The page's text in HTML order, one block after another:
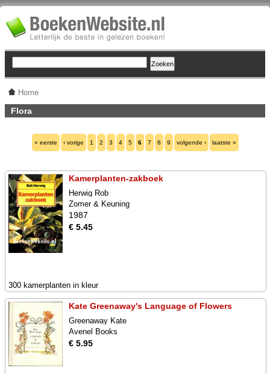
Home
Flora
« eerste ‹ vorige 1 2 3 4 5 6 7 8 9 volgende › laatste »
Kamerplanten-zakboek
Herwig Rob
Zomer & Keuning
1987
€ 5.45
300 kamerplanten in kleur
Kate Greenaway's Language of Flowers
Greenaway Kate
Avenel Books
€ 5.95